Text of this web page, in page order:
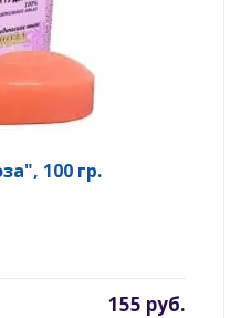
100 гр.
155 руб.